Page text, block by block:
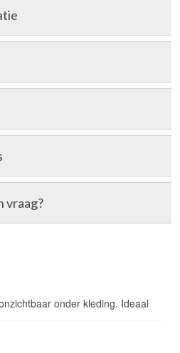
vraag?
onder kleding. Ideaal